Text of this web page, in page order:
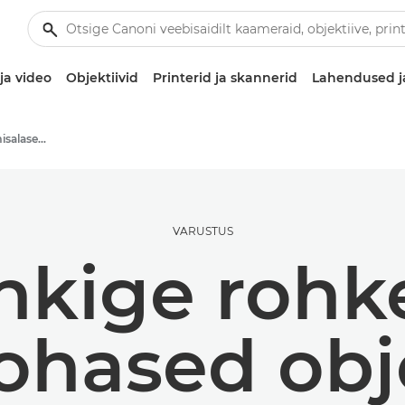
video Objektiivid Printerid ja skannerid Lahendused
Fotograafia- ja printimisalased näpunäited ja tehnikad
VARUSTUS